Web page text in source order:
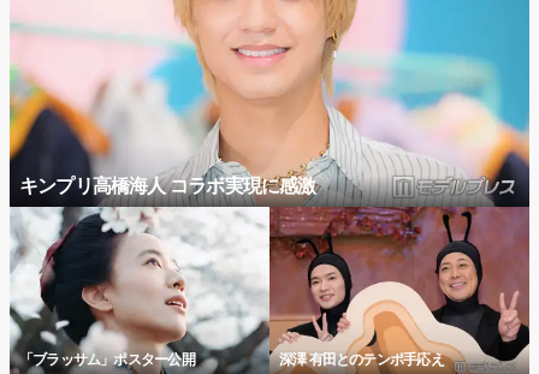
キンプリ高橋海人 コラボ実現に感激
「ブラッサム」ポスター公開 深澤 有田とのテンポ手応え